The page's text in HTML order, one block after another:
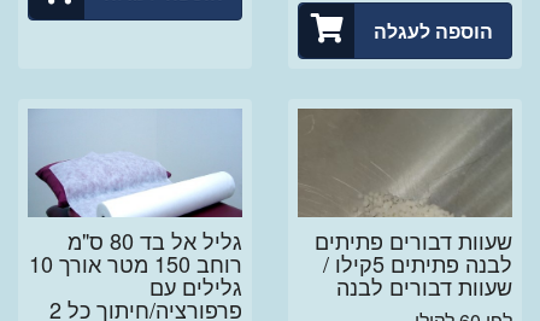
הוספה לעגלה
שעוות דבורים פתיתים
לבנה פתיתים 5קילו /
שעוות דבורים לבנה
גליל אל בד 80 ס"מ
רוחב 150 מטר אורך 10
גלילים עם
פרפורציה/חיתוך כל 2